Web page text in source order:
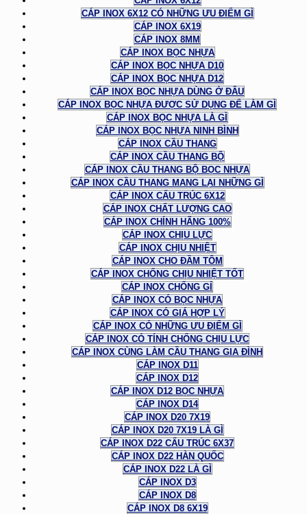
CÁP INOX 6X12 CÓ NHỮNG ƯU ĐIỂM GÌ
CÁP INOX 6X19
CÁP INOX 8MM
CÁP INOX BỌC NHỰA
CÁP INOX BỌC NHỰA D10
CÁP INOX BỌC NHỰA D12
CÁP INOX BỌC NHỰA DÙNG Ở ĐÂU
CÁP INOX BỌC NHỰA ĐƯỢC SỬ DỤNG ĐỂ LÀM GÌ
CÁP INOX BỌC NHỰA LÀ GÌ
CÁP INOX BỌC NHỰA NINH BÌNH
CÁP INOX CẦU THANG
CÁP INOX CẦU THANG BỘ
CÁP INOX CẦU THANG BỘ BỌC NHỰA
CÁP INOX CẦU THANG MANG LẠI NHỮNG GÌ
CÁP INOX CẤU TRÚC 6X12
CÁP INOX CHẤT LƯỢNG CAO
CÁP INOX CHÍNH HÃNG 100%
CÁP INOX CHỊU LỰC
CÁP INOX CHỊU NHIỆT
CÁP INOX CHO ĐẦM TÔM
CÁP INOX CHỐNG CHỊU NHIỆT TỐT
CÁP INOX CHỐNG GỈ
CÁP INOX CÓ BỌC NHỰA
CÁP INOX CÓ GIÁ HỢP LÝ
CÁP INOX CÓ NHỮNG ƯU ĐIỂM GÌ
CÁP INOX CÓ TÍNH CHỐNG CHỊU LỰC
CÁP INOX CÙNG LÀM CẦU THANG GIA ĐÌNH
CÁP INOX D11
CÁP INOX D12
CÁP INOX D12 BỌC NHỰA
CÁP INOX D14
CÁP INOX D20 7X19
CÁP INOX D20 7X19 LÀ GÌ
CÁP INOX D22 CẤU TRÚC 6X37
CÁP INOX D22 HÀN QUỐC
CÁP INOX D22 LÀ GÌ
CÁP INOX D3
CÁP INOX D8
CÁP INOX D8 6X19